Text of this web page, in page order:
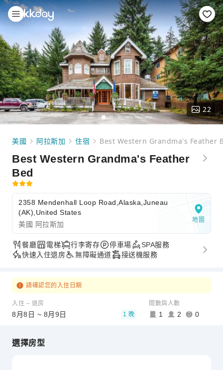
22
美國 阿拉斯加 住宿 Best Western Grandma's Feather
Best Western Grandma's Feather
Bed
2358 Mendenhall Loop Road,Alaska,Juneau
(AK),United States
美國 阿拉斯加
地圖
餐廳 電梯 行李寄存 停車場
SPA服務
快速入住退房
無障礙通道 接送機服務
請確認您的入住日期
入住 – 退房
8月8日 ~ 8月9日 1 晚
間數與人數
1 2 0
選擇房型